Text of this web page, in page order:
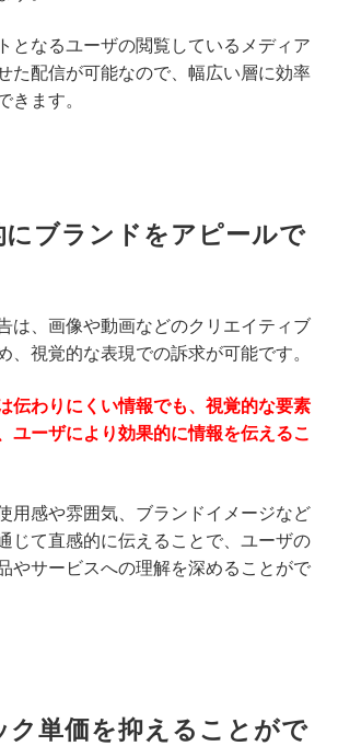
となるユーザの閲覧しているメディア
た配信が可能なので、幅広い層に効率
きます。
にブランドをアピールで
は、画像や動画などのクリエイティブ
、視覚的な表現での訴求が可能です。
伝わりにくい情報でも、視覚的な要素
ユーザにより効果的に情報を伝えるこ
用感や雰囲気、ブランドイメージなど
じて直感的に伝えることで、ユーザの
やサービスへの理解を深めることがで
ク単価を抑えることがで